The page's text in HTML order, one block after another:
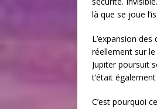
là que se joue
L’expansion
réellement sur
Jupiter poursuit
t’était
C’est pourquoi